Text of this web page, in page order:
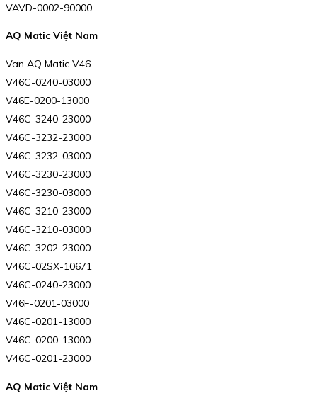
VAVD-0002-90000
AQ Matic Việt Nam
Van AQ Matic V46
V46C-0240-03000
V46E-0200-13000
V46C-3240-23000
V46C-3232-23000
V46C-3232-03000
V46C-3230-23000
V46C-3230-03000
V46C-3210-23000
V46C-3210-03000
V46C-3202-23000
V46C-02SX-10671
V46C-0240-23000
V46F-0201-03000
V46C-0201-13000
V46C-0200-13000
V46C-0201-23000
AQ Matic Việt Nam